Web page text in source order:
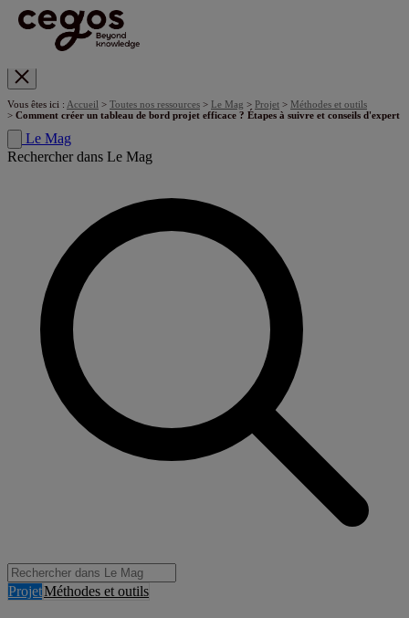
Vous êtes ici : Accueil > Toutes nos ressources > Le Mag > Projet > Méthodes et outils
> Comment créer un tableau de bord projet efficace ? Étapes à suivre et conseils d'expert
Le Mag
Rechercher dans Le Mag
ProjetMéthodes et outils